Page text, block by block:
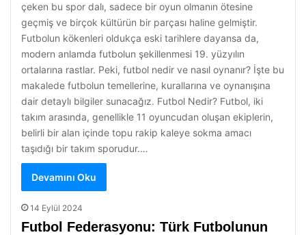
çeken bu spor dalı, sadece bir oyun olmanın ötesine
geçmiş ve birçok kültürün bir parçası haline gelmiştir.
Futbolun kökenleri oldukça eski tarihlere dayansa da,
modern anlamda futbolun şekillenmesi 19. yüzyılın
ortalarına rastlar. Peki, futbol nedir ve nasıl oynanır? İşte bu
makalede futbolun temellerine, kurallarına ve oynanışına
dair detaylı bilgiler sunacağız. Futbol Nedir? Futbol, iki
takım arasında, genellikle 11 oyuncudan oluşan ekiplerin,
belirli bir alan içinde topu rakip kaleye sokma amacı
taşıdığı bir takım sporudur.…
Devamını Oku
14 Eylül 2024
Futbol Federasyonu: Türk Futbolunun